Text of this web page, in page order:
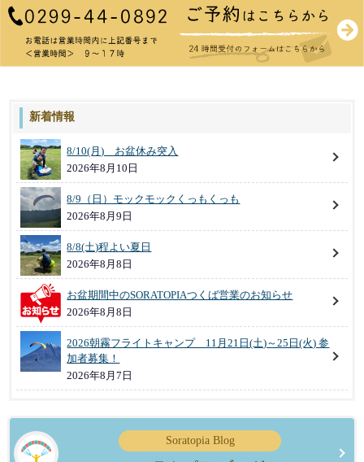
新着情報
8/10(月) お盆休み突入
2026年8月10日
8/9（日）モックモックくっもくっも
2026年8月9日
8/8(土)程よい夏日
2026年8月8日
お盆期間中のSORATOPIAつくば営業のお知らせ
2026年8月8日
2026朝霧フライトキャンプ 11月21日(土)～25日(火) 参
加者募集！
2026年8月7日
Soratopia Blog